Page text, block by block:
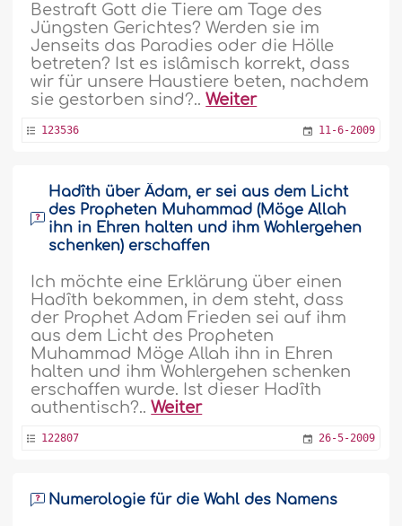
Bestraft Gott die Tiere am Tage des
Jüngsten Gerichtes? Werden sie im
Jenseits das Paradies oder die Hölle
betreten? Ist es islâmisch korrekt, dass
wir für unsere Haustiere beten, nachdem
sie gestorben sind?..Weiter
123536 11-6-2009
Hadîth über Âdam, er sei aus dem Licht
des Propheten Muhammad (Möge Allah
ihn in Ehren halten und ihm Wohlergehen
schenken) erschaffen
Ich möchte eine Erklärung über einen
Hadîth bekommen, in dem steht, dass
der Prophet Adam Frieden sei auf ihm
aus dem Licht des Propheten
Muhammad Möge Allah ihn in Ehren
halten und ihm Wohlergehen schenken
erschaffen wurde. Ist dieser Hadîth
authentisch?..Weiter
122807 26-5-2009
Numerologie für die Wahl des Namens